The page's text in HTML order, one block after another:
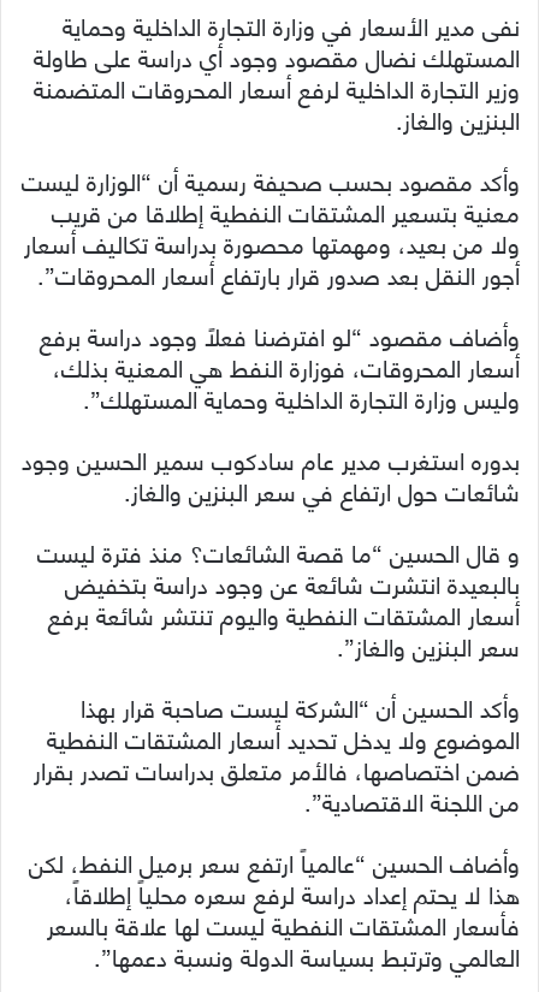
نفى مدير الأسعار في وزارة التجارة الداخلية وحماية
المستهلك نضال مقصود وجود أي دراسة على طاولة
وزير التجارة الداخلية لرفع أسعار المحروقات المتضمنة
البنزين والغاز.
وأكد مقصود بحسب صحيفة رسمية أن “الوزارة ليست
معنية بتسعير المشتقات النفطية إطلاقا من قريب
ولا من بعيد، ومهمتها محصورة بدراسة تكاليف أسعار
أجور النقل بعد صدور قرار بارتفاع أسعار المحروقات”.
وأضاف مقصود “لو افترضنا فعلاً وجود دراسة برفع
أسعار المحروقات، فوزارة النفط هي المعنية بذلك،
وليس وزارة التجارة الداخلية وحماية المستهلك”.
بدوره استغرب مدير عام سادكوب سمير الحسين وجود
شائعات حول ارتفاع في سعر البنزين والغاز.
و قال الحسين “ما قصة الشائعات؟ منذ فترة ليست
بالبعيدة انتشرت شائعة عن وجود دراسة بتخفيض
أسعار المشتقات النفطية واليوم تنتشر شائعة برفع
سعر البنزين والغاز”.
وأكد الحسين أن “الشركة ليست صاحبة قرار بهذا
الموضوع ولا يدخل تحديد أسعار المشتقات النفطية
ضمن اختصاصها، فالأمر متعلق بدراسات تصدر بقرار
من اللجنة الاقتصادية”.
وأضاف الحسين “عالمياً ارتفع سعر برميل النفط، لكن
هذا لا يحتم إعداد دراسة لرفع سعره محلياً إطلاقاً،
فأسعار المشتقات النفطية ليست لها علاقة بالسعر
العالمي وترتبط بسياسة الدولة ونسبة دعمها”.